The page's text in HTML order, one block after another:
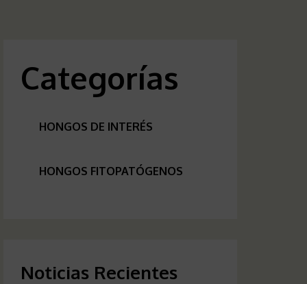
Categorías
HONGOS DE INTERÉS
HONGOS FITOPATÓGENOS
Noticias Recientes